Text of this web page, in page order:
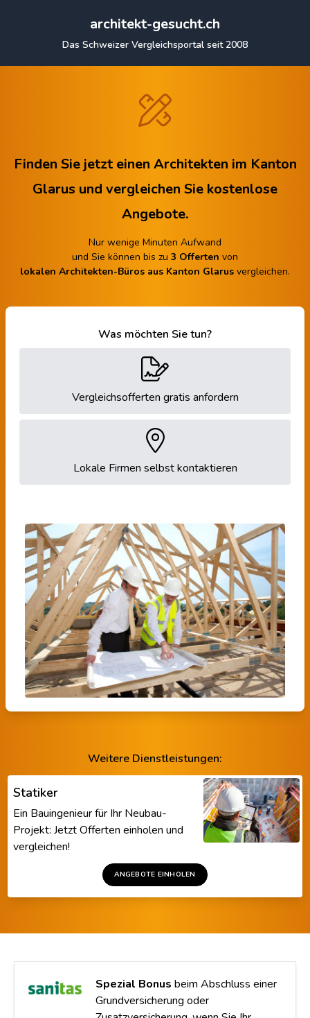
architekt-gesucht.ch
Das Schweizer Vergleichsportal seit 2008
Finden Sie jetzt einen Architekten im Kanton
Glarus und vergleichen Sie kostenlose
Angebote.
Nur wenige Minuten Aufwand
und Sie können bis zu 3 Offerten von
lokalen Architekten-Büros aus Kanton Glarus vergleichen.
Was möchten Sie tun?
Vergleichsofferten gratis anfordern
Lokale Firmen selbst kontaktieren
Weitere Dienstleistungen:
Statiker
Ein Bauingenieur für Ihr Neubau-
Projekt: Jetzt Offerten einholen und
vergleichen!
ANGEBOTE EINHOLEN
Spezial Bonus beim Abschluss einer
Grundversicherung oder